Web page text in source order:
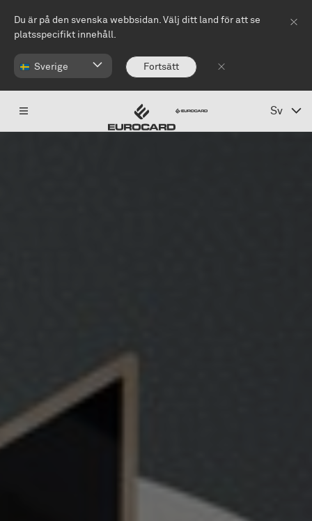
Du är på den svenska webbsidan. Välj ditt land för att se
platsspecifikt innehåll.
Sverige Fortsätt
Sv